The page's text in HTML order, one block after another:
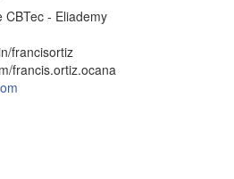
CBTec - Eliademy
francisortiz
francis.ortiz.ocana